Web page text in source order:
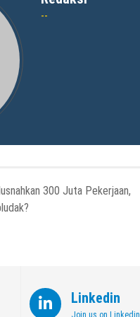
300 Juta Pekerjaan,
Linkedin
Join us on Linkedin